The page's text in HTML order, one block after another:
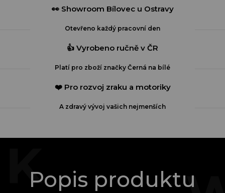
👀 Showroom Bílovec u Ostravy
Otevřeno každý pracovní den
👍 Vyrobeno ručně v ČR
Platí pro zboží značky Černá na bílé
❤️ Pro rozvoj zraku a motoriky
A zdravý vývoj vašich nejmenších
Popis produktu